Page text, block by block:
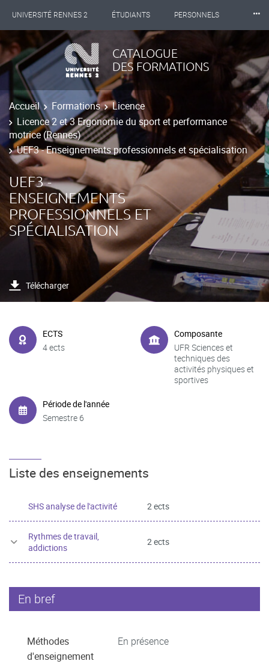
UNIVERSITÉ RENNES 2 ÉTUDIANTS PERSONNELS
INTERNATIONAL PROFESSIONNELS
LES NOUVELLES DE RENNES 2
⸱⸱⸱
CATALOGUE
DES FORMATIONS
Accueil Formations
Licence
Licence 2 et 3 Ergonomie du sport et performance
motrice (Rennes)
UEF3 - Enseignements professionnels et spécialisation
UEF3 -
ENSEIGNEMENTS
PROFESSIONNELS ET
SPÉCIALISATION
Télécharger
ECTS
4 ects
Composante
UFR Sciences et
techniques des
activités physiques et
sportives
Période de l'année
Semestre 6
Liste des enseignements
SHS analyse de l'activité 2 ects
Rythmes de travail,
addictions
2 ects
En bref
Méthodes
d'enseignement
En présence